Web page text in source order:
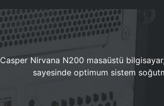
Casper Nirvana N200 masaüstü
sayesinde optimum sistem